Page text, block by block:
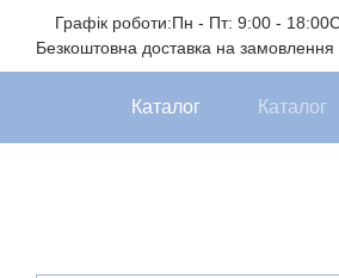
Перейти до основного контенту
Графік роботи:Пн - Пт: 9:00 - 18:00
Безкоштовна доставка на замовлення
Каталог Каталог